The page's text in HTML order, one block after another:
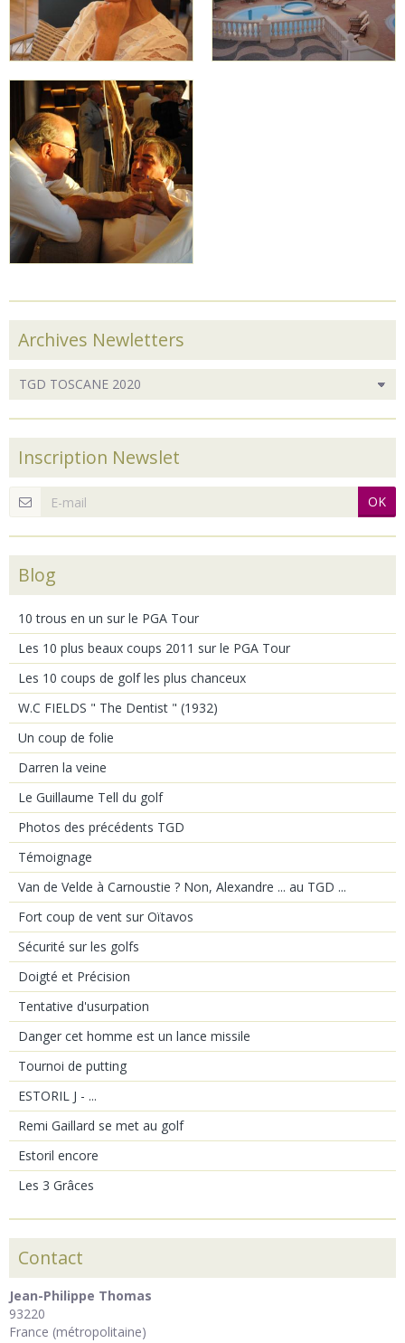
Archives Newletters
Inscription Newslet
OK
Blog
10 trous en un sur le PGA Tour
Les 10 plus beaux coups 2011 sur le PGA Tour
Les 10 coups de golf les plus chanceux
W.C FIELDS " The Dentist " (1932)
Un coup de folie
Darren la veine
Le Guillaume Tell du golf
Photos des précédents TGD
Témoignage
Van de Velde à Carnoustie ? Non, Alexandre ... au TGD ...
Fort coup de vent sur Oïtavos
Sécurité sur les golfs
Doigté et Précision
Tentative d'usurpation
Danger cet homme est un lance missile
Tournoi de putting
ESTORIL J - ...
Remi Gaillard se met au golf
Estoril encore
Les 3 Grâces
Contact
Jean-Philippe Thomas
93220
France (métropolitaine)